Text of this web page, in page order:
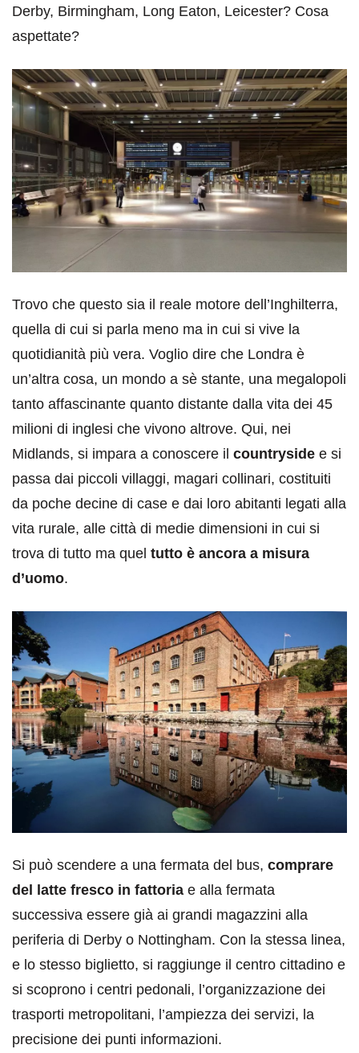
Derby, Birmingham, Long Eaton, Leicester? Cosa
aspettate?
Trovo che questo sia il reale motore dell’Inghilterra,
quella di cui si parla meno ma in cui si vive la
quotidianità più vera. Voglio dire che Londra è
un’altra cosa, un mondo a sè stante, una megalopoli
tanto affascinante quanto distante dalla vita dei 45
milioni di inglesi che vivono altrove. Qui, nei
Midlands, si impara a conoscere il countryside e si
passa dai piccoli villaggi, magari collinari, costituiti
da poche decine di case e dai loro abitanti legati alla
vita rurale, alle città di medie dimensioni in cui si
trova di tutto ma quel tutto è ancora a misura
d’uomo.
Si può scendere a una fermata del bus, comprare
del latte fresco in fattoria e alla fermata
successiva essere già ai grandi magazzini alla
periferia di Derby o Nottingham. Con la stessa linea,
e lo stesso biglietto, si raggiunge il centro cittadino e
si scoprono i centri pedonali, l’organizzazione dei
trasporti metropolitani, l’ampiezza dei servizi, la
precisione dei punti informazioni.